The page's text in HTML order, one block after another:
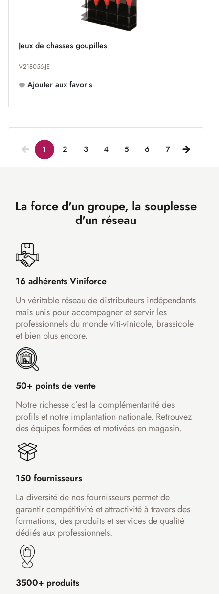
Jeux de chasses goupilles
V218056-JE
Ajouter aux favoris
1 2 3 4 5 6 7
La force d'un groupe, la souplesse
d'un réseau
16 adhérents Viniforce
Un véritable réseau de distributeurs indépendants
mais unis pour accompagner et servir les
professionnels du monde viti-vinicole, brassicole
et bien plus encore.
50+ points de vente
Notre richesse c’est la complémentarité des
profils et notre implantation nationale. Retrouvez
des équipes formées et motivées en magasin.
150 fournisseurs
La diversité de nos fournisseurs permet de
garantir compétitivité et attractivité à travers des
formations, des produits et services de qualité
dédiés aux professionnels.
3500+ produits